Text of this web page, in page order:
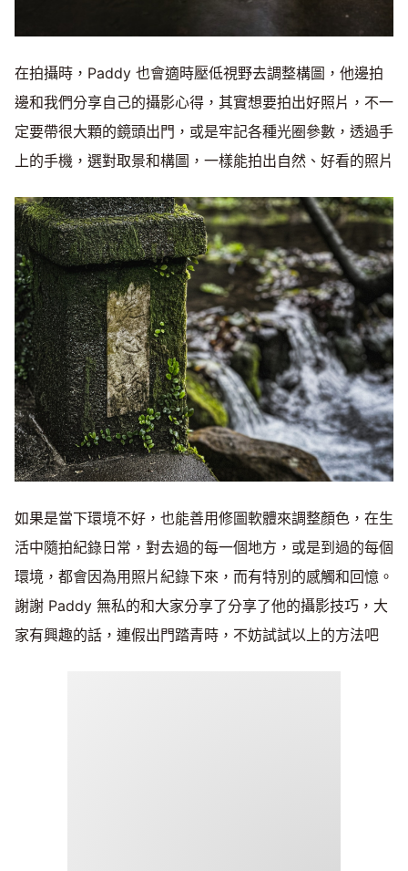
在拍攝時，Paddy 也會適時壓低視野去調整構圖，他邊拍
邊和我們分享自己的攝影心得，其實想要拍出好照片，不一
定要帶很大顆的鏡頭出門，或是牢記各種光圈參數，透過手
上的手機，選對取景和構圖，一樣能拍出自然、好看的照片
如果是當下環境不好，也能善用修圖軟體來調整顏色，在生
活中隨拍紀錄日常，對去過的每一個地方，或是到過的每個
環境，都會因為用照片紀錄下來，而有特別的感觸和回憶。
謝謝 Paddy 無私的和大家分享了分享了他的攝影技巧，大
家有興趣的話，連假出門踏青時，不妨試試以上的方法吧